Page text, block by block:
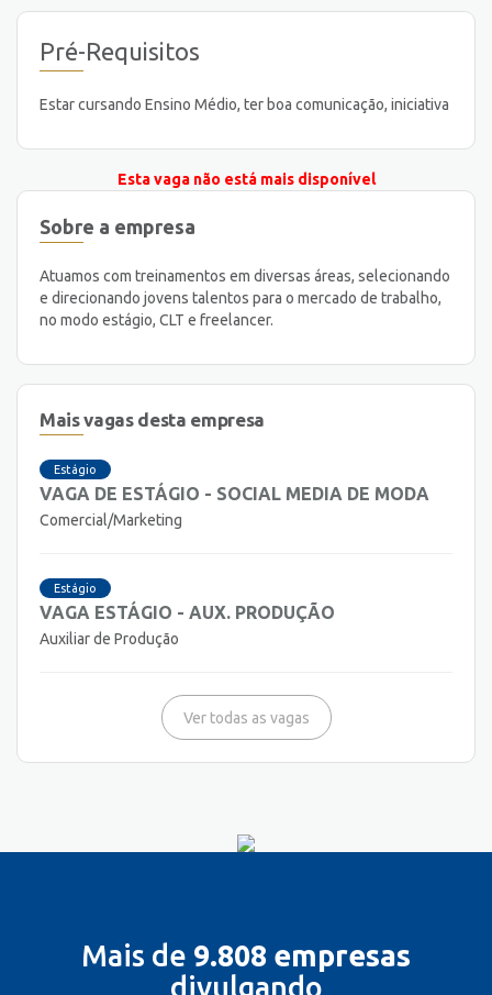
Pré-Requisitos
Estar cursando Ensino Médio, ter boa comunicação, iniciativa
Esta vaga não está mais disponível
Sobre a empresa
Atuamos com treinamentos em diversas áreas, selecionando
e direcionando jovens talentos para o mercado de trabalho,
no modo estágio, CLT e freelancer.
Mais vagas desta empresa
Estágio
VAGA DE ESTÁGIO - SOCIAL MEDIA DE MODA
Comercial/Marketing
Estágio
VAGA ESTÁGIO - AUX. PRODUÇÃO
Auxiliar de Produção
Ver todas as vagas
Mais de 9.808 empresas
divulgando